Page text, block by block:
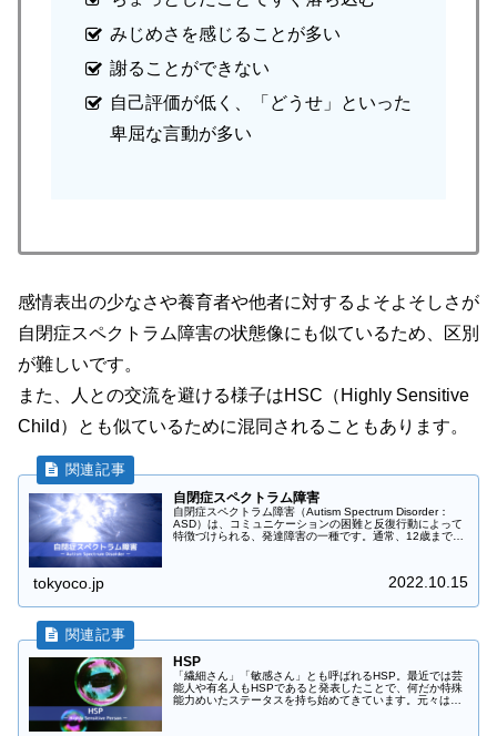
みじめさを感じることが多い
謝ることができない
自己評価が低く、「どうせ」といった
卑屈な言動が多い
感情表出の少なさや養育者や他者に対するよそよそしさが
自閉症スペクトラム障害の状態像にも似ているため、区別
が難しいです。
また、人との交流を避ける様子はHSC （Highly Sensitive
Child）
とも似ているために混同されることもあります。
自閉症スペクトラム障害
自閉症スペクトラム障害（Autism Spectrum Disorder：
ASD）は、コミュニケーションの困難と反復行動によって
特徴づけられる、発達障害の一種です。通常、12歳までに
tokyoco.jp 2022.10.15
HSP
「繊細さん」「敏感さん」とも呼ばれるHSP。最近では芸
能人や有名人もHSPであると発表したことで、何だか特殊
能力めいたステータスを持ち始めてきています。元々は医